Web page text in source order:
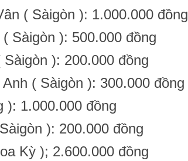
( Sàigòn ): 1.000.000 đồng
Sàigòn ): 500.000 đồng
): 200.000 đồng
( Sàigòn ): 300.000 đồng
): 1.000.000 đồng
): 200.000 đồng
Kỳ ); 2.600.000 đồng